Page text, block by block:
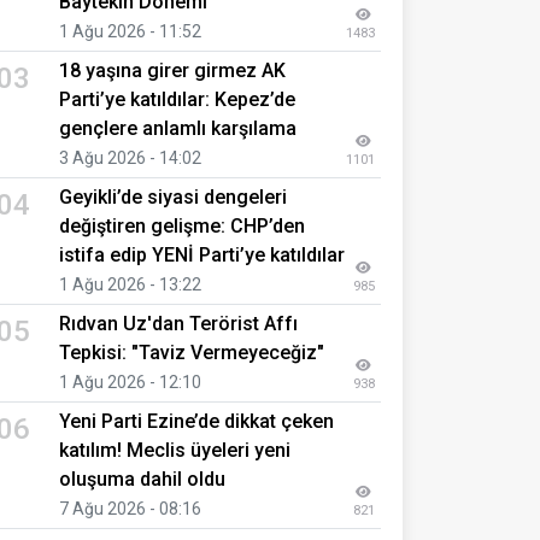
1 Ağu 2026 - 11:52 1483
18 yaşına girer girmez AK
Parti’ye katıldılar: Kepez’de
gençlere anlamlı karşılama
3 Ağu 2026 - 14:02 1101
Geyikli’de siyasi dengeleri
değiştiren gelişme: CHP’den
istifa edip YENİ Parti’ye katıldılar
1 Ağu 2026 - 13:22 985
Rıdvan Uz'dan Terörist Affı
Tepkisi: "Taviz Vermeyeceğiz"
1 Ağu 2026 - 12:10 938
Yeni Parti Ezine’de dikkat çeken
katılım! Meclis üyeleri yeni
oluşuma dahil oldu
7 Ağu 2026 - 08:16 821